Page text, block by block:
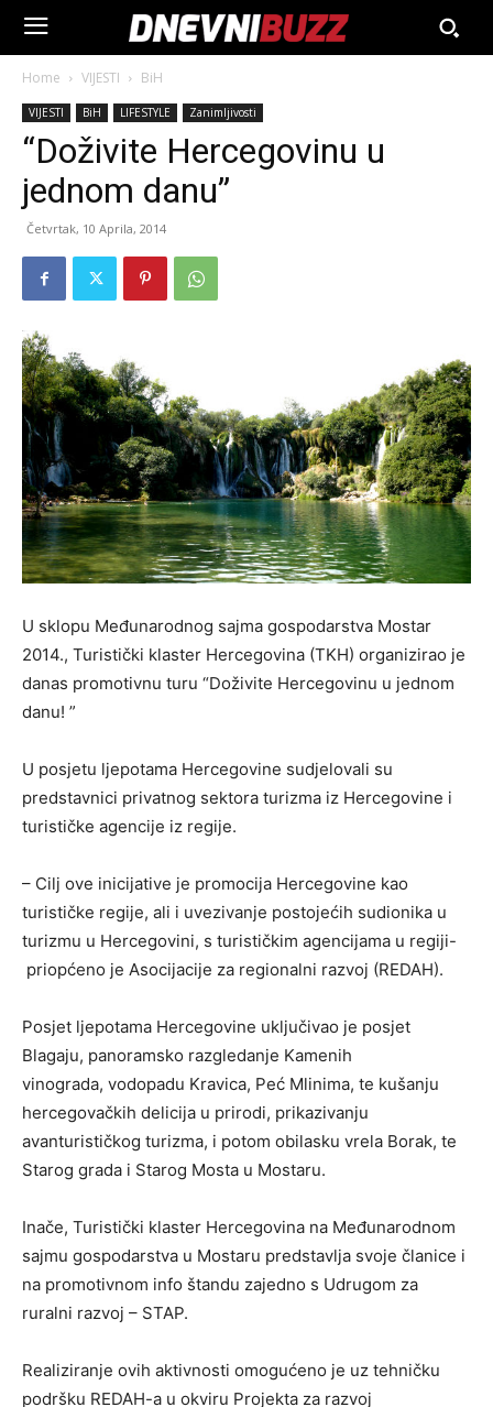
Home VIJESTI BiH
VIJESTI BiH LIFESTYLE Zanimljivosti
“Doživite Hercegovinu u
jednom danu”
Četvrtak, 10 Aprila, 2014
U sklopu Međunarodnog sajma gospodarstva Mostar
2014., Turistički klaster Hercegovina (TKH) organizirao je
danas promotivnu turu “Doživite Hercegovinu u jednom
danu! ”
U posjetu ljepotama Hercegovine sudjelovali su
predstavnici privatnog sektora turizma iz Hercegovine i
turističke agencije iz regije.
– Cilj ove inicijative je promocija Hercegovine kao
turističke regije, ali i uvezivanje postojećih sudionika u
turizmu u Hercegovini, s turističkim agencijama u regiji-
priopćeno je Asocijacije za regionalni razvoj (REDAH).
Posjet ljepotama Hercegovine uključivao je posjet
Blagaju, panoramsko razgledanje Kamenih
vinograda, vodopadu Kravica, Peć Mlinima, te kušanju
hercegovačkih delicija u prirodi, prikazivanju
avanturističkog turizma, i potom obilasku vrela Borak, te
Starog grada i Starog Mosta u Mostaru.
Inače, Turistički klaster Hercegovina na Međunarodnom
sajmu gospodarstva u Mostaru predstavlja svoje članice i
na promotivnom info štandu zajedno s Udrugom za
ruralni razvoj – STAP.
Realiziranje ovih aktivnosti omogućeno je uz tehničku
podršku REDAH-a u okviru Projekta za razvoj